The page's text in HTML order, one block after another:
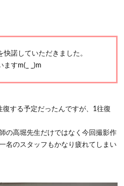
諾していただきました。
ますm(_ _)m
する予定だったんですが、1往復
の高堀先生だけではなく今回撮影作
名のスタッフもかなり疲れてしまい